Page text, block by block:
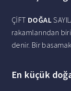
ÇİFT DOĞAL
rakamlarından
denir. Bir
En küçük